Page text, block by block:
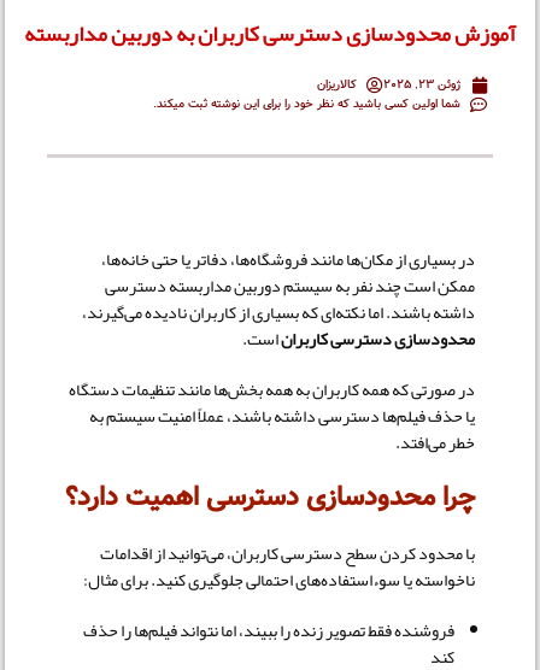
آموزش محدودسازی دسترسی کاربران به دوربین مداربسته
ژوئن 23, 2025
کالاریزان
شما اولین کسی باشید که نظر خود را برای این نوشته ثبت میکند.
در بسیاری از مکان‌ها مانند فروشگاه‌ها، دفاتر یا حتی خانه‌ها،
ممکن است چند نفر به سیستم دوربین مداربسته دسترسی
داشته باشند. اما نکته‌ای که بسیاری از کاربران نادیده می‌گیرند،
محدودسازی دسترسی کاربراناست.
در صورتی که همه کاربران به همه بخش‌ها مانند تنظیمات دستگاه
یا حذف فیلم‌ها دسترسی داشته باشند، عملاً امنیت سیستم به
خطر می‌افتد.
چرا محدودسازی دسترسی اهمیت دارد؟
با محدود کردن سطح دسترسی کاربران، می‌توانید از اقدامات
ناخواسته یا سوء‌استفاده‌های احتمالی جلوگیری کنید. برای مثال:
فروشنده فقط تصویر زنده را ببیند، اما نتواند فیلم‌ها را حذف
کند